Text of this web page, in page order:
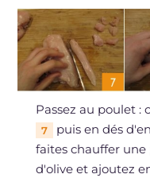
Passez au poulet :
7 puis en dés
faites chauffer
d'olive et ajoutez